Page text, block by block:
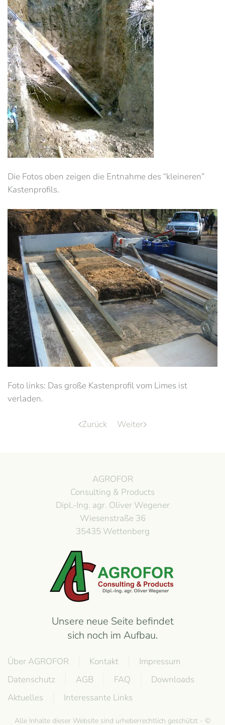
Die Fotos oben zeigen die Entnahme des “kleineren”
Kastenprofils.
Foto links: Das große Kastenprofil vom Limes ist
verladen.
Zurück Weiter
AGROFOR
Consulting & Products
Dipl.-Ing. agr. Oliver Wegener
Wiesenstraße 36
35435 Wettenberg
Unsere neue Seite befindet
sich noch im Aufbau.
Über AGROFOR Kontakt
Impressum
Datenschutz
AGB FAQ
Downloads
Aktuelles
Interessante Links
Alle Inhalte dieser Website sind urheberrechtlich geschützt - ©